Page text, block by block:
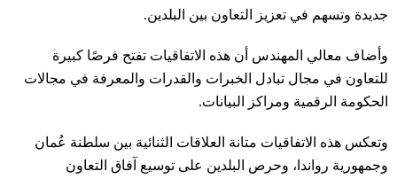
جديدة وتسهم في تعزيز التعاون بين البلدين.
وأضاف معالي المهندس أن هذه الاتفاقيات تفتح فرصًا كبيرة
للتعاون في مجال تبادل الخبرات والقدرات والمعرفة في مجالات
الحكومة الرقمية ومراكز البيانات.
وتعكس هذه الاتفاقيات متانة العلاقات الثنائية بين سلطنة عُمان
وجمهورية رواندا، وحرص البلدين على توسيع آفاق التعاون